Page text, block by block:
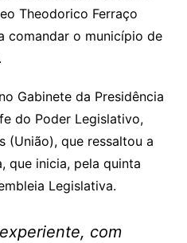
Theodorico Ferraço
comandar o município de
Gabinete da Presidência
do Poder Legislativo,
(União), que ressaltou a
que inicia, pela quinta
Legislativa.
com